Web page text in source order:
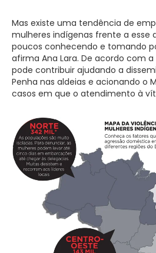
Mas existe uma tendência de
mulheres indígenas frente a esse
poucos conhecendo e tomando
afirma Ana Lara. De acordo com
pode contribuir ajudando a
Penha nas aldeias e acionando o
casos em que o atendimento à